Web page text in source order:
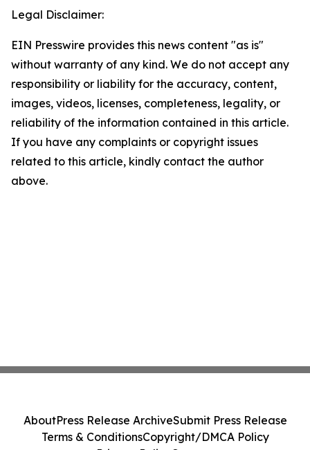
Legal Disclaimer:
EIN Presswire provides this news content "as is"
without warranty of any kind. We do not accept any
responsibility or liability for the accuracy, content,
images, videos, licenses, completeness, legality, or
reliability of the information contained in this article.
If you have any complaints or copyright issues
related to this article, kindly contact the author
above.
AboutPress Release ArchiveSubmit Press Release
Terms & ConditionsCopyright/DMCA Policy